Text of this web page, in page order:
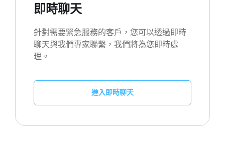
即時聊天
針對需要緊急服務的客戶，您可以透過即時
聊天與我們專家聯繫，我們將為您即時處
理。
進入即時聊天